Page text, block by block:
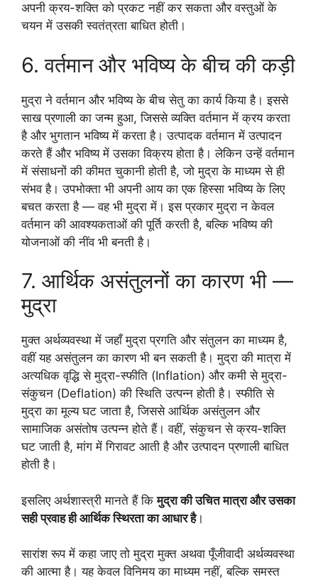
अपनी क्रय-शक्ति को प्रकट नहीं कर सकता और वस्तुओं के
चयन में उसकी स्वतंत्रता बाधित होती।
6. वर्तमान और भविष्य के बीच की कड़ी
मुद्रा ने वर्तमान और भविष्य के बीच सेतु का कार्य किया है। इससे
साख प्रणाली का जन्म हुआ, जिससे व्यक्ति वर्तमान में क्रय करता
है और भुगतान भविष्य में करता है। उत्पादक वर्तमान में उत्पादन
करते हैं और भविष्य में उसका विक्रय होता है। लेकिन उन्हें वर्तमान
में संसाधनों की कीमत चुकानी होती है, जो मुद्रा के माध्यम से ही
संभव है। उपभोक्ता भी अपनी आय का एक हिस्सा भविष्य के लिए
बचत करता है — वह भी मुद्रा में। इस प्रकार मुद्रा न केवल
वर्तमान की आवश्यकताओं की पूर्ति करती है, बल्कि भविष्य की
योजनाओं की नींव भी बनती है।
7. आर्थिक असंतुलनों का कारण भी —
मुद्रा
मुक्त अर्थव्यवस्था में जहाँ मुद्रा प्रगति और संतुलन का माध्यम है,
वहीं यह असंतुलन का कारण भी बन सकती है। मुद्रा की मात्रा में
अत्यधिक वृद्धि से मुद्रा-स्फीति (Inflation) और कमी से मुद्रा-
संकुचन (Deflation) की स्थिति उत्पन्न होती है। स्फीति से
मुद्रा का मूल्य घट जाता है, जिससे आर्थिक असंतुलन और
सामाजिक असंतोष उत्पन्न होते हैं। वहीं, संकुचन से क्रय-शक्ति
घट जाती है, मांग में गिरावट आती है और उत्पादन प्रणाली बाधित
होती है।
इसलिए अर्थशास्त्री मानते हैं किमुद्रा की उचित मात्रा और उसका
सही प्रवाह ही आर्थिक स्थिरता का आधार है।
सारांश रूप में कहा जाए तो मुद्रा मुक्त अथवा पूँजीवादी अर्थव्यवस्था
की आत्मा है। यह केवल विनिमय का माध्यम नहीं, बल्कि समस्त